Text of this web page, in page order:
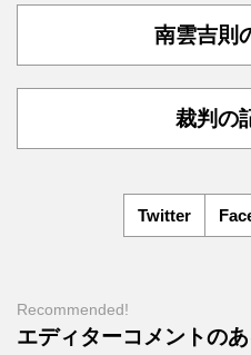
南雲吉則
裁判の
Twitter
Recommended!
エディターコメントの